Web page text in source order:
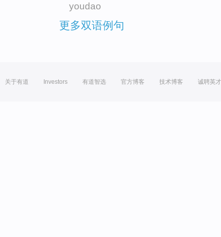
youdao
更多双语例句
关于有道 Investors 有道智选 官方博客 技术博客 诚聘英才